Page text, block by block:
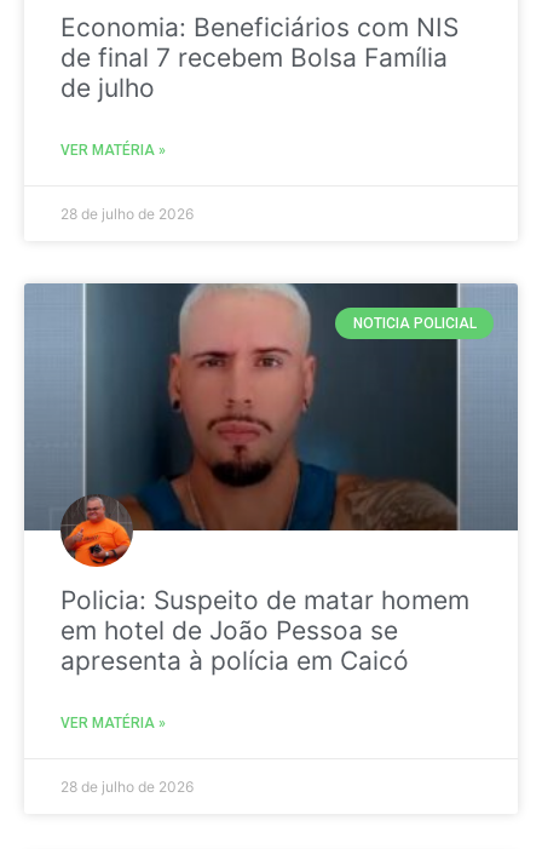
Economia: Beneficiários com NIS
de final 7 recebem Bolsa Família
de julho
VER MATÉRIA »
28 de julho de 2026
NOTICIA POLICIAL
Policia: Suspeito de matar homem
em hotel de João Pessoa se
apresenta à polícia em Caicó
VER MATÉRIA »
28 de julho de 2026